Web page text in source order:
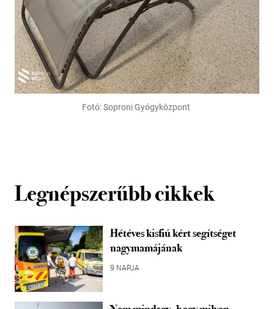
Fotó: Soproni Gyógyközpont
Legnépszerűbb cikkek
Hétéves kisfiú kért segítséget
nagymamájának
9 NAPJA